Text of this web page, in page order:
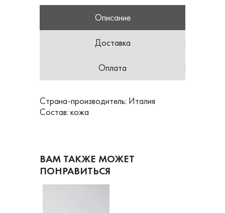
Описание
Доставка
Оплата
Страна-производитель: Италия
Состав: кожа
ВАМ ТАКЖЕ МОЖЕТ
ПОНРАВИТЬСЯ